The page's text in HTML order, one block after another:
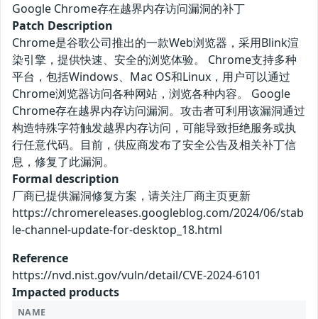
Google Chrome存在越界内存访问漏洞的补丁
Patch Description
Chrome是谷歌公司推出的一款Web浏览器，采用Blink渲
染引擎，提供快速、安全的浏览体验。 Chrome支持多种
平台，包括Windows、Mac OS和Linux，用户可以通过
Chrome浏览器访问各种网站，浏览各种内容。 Google
Chrome存在越界内存访问漏洞。攻击者可利用该漏洞通过
构造特殊字符触发越界内存访问，可能导致拒绝服务或执
行任意代码。目前，供应商发布了安全公告及相关补丁信
息，修复了此漏洞。
Formal description
厂商已提供漏洞修复方案，请关注厂商主页更新
https://chromereleases.googleblog.com/2024/06/stab
le-channel-update-for-desktop_18.html
Reference
https://nvd.nist.gov/vuln/detail/CVE-2024-6101
Impacted products
NAME